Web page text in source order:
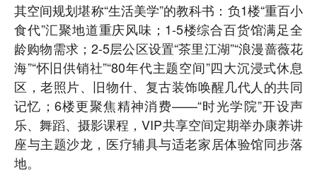
其空间规划堪称“生活美学”的教科书：负1楼“重百小
食代”汇聚地道重庆风味；1-5楼综合百货馆满足全
龄购物需求；2-5层公区设置“茶里江湖”“浪漫蔷薇花
海”“怀旧供销社”“80年代主题空间”四大沉浸式休息
区，老照片、旧物什、复古装饰唤醒几代人的共同
记忆；6楼更聚焦精神消费——“时光学院”开设声
乐、舞蹈、摄影课程，VIP共享空间定期举办康养讲
座与主题沙龙，医疗辅具与适老家居体验馆同步落
地。